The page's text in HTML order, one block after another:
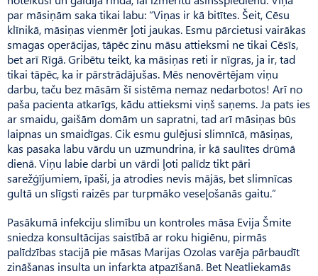
par māsiņām saka tikai labu: “Viņas ir kā bitītes. Šeit, Cēsu
klīnikā, māsiņas vienmēr ļoti jaukas. Esmu pārcietusi vairākas
smagas operācijas, tāpēc zinu māsu attieksmi ne tikai Cēsīs,
bet arī Rīgā. Gribētu teikt, ka māsiņas reti ir nīgras, ja ir, tad
tikai tāpēc, ka ir pārstrādājušas. Mēs nenovērtējam viņu
darbu, taču bez māsām šī sistēma nemaz nedarbotos! Arī no
paša pacienta atkarīgs, kādu attieksmi viņš saņems. Ja pats ies
ar smaidu, gaišām domām un sapratni, tad arī māsiņas būs
laipnas un smaidīgas. Cik esmu gulējusi slimnīcā, māsiņas,
kas pasaka labu vārdu un uzmundrina, ir kā saulītes drūmā
dienā. Viņu labie darbi un vārdi ļoti palīdz tikt pāri
sarežģījumiem, īpaši, ja atrodies nevis mājās, bet slimnīcas
gultā un slīgsti raizēs par turpmāko veseļošanās gaitu.”
Pasākumā infekciju slimību un kontroles māsa Evija Šmite
sniedza konsultācijas saistībā ar roku higiēnu, pirmās
palīdzības stacijā pie māsas Marijas Ozolas varēja pārbaudīt
zināšanas insulta un infarkta atpazīšanā. Bet Neatliekamās